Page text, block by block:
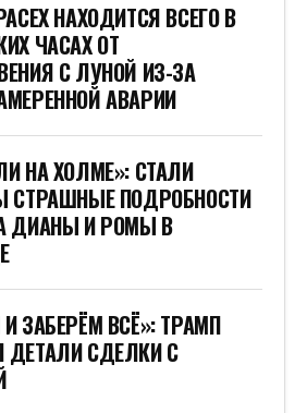
НАХОДИТСЯ ВСЕГО В
ЧАСАХ ОТ
С ЛУНОЙ ИЗ-ЗА
АВАРИИ
НА ХОЛМЕ»: СТАЛИ
СТРАШНЫЕ ПОДРОБНОСТИ
ДИАНЫ И РОМЫ В
ЗАБЕРЁМ ВСЁ»: ТРАМП
СДЕЛКИ С